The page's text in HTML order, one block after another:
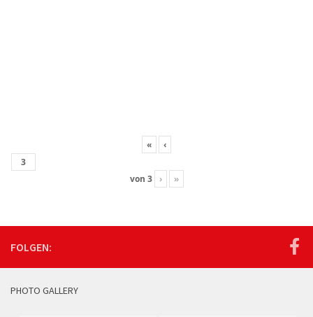
« ‹
von 3 › »
FOLGEN:
PHOTO GALLERY